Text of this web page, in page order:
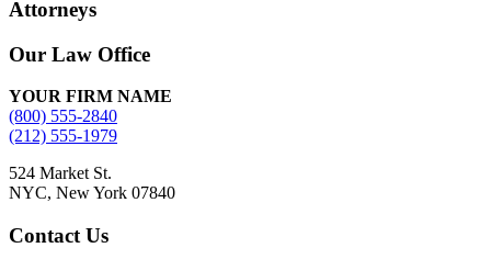
Attorneys
Site
Footer
Our Law Office
YOUR FIRM NAME
(800) 555-2840
(212) 555-1979
524 Market St.
NYC, New York 07840
Contact Us